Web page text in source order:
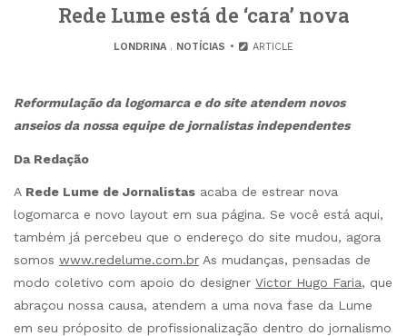
Rede Lume está de ‘cara’ nova
LONDRINA. NOTÍCIAS ARTICLE
Reformulação da logomarca e do site atendem novos
anseios da nossa equipe de jornalistas independentes
Da Redação
A Rede Lume de Jornalistas acaba de estrear nova
logomarca e novo layout em sua página. Se você está aqui,
também já percebeu que o endereço do site mudou, agora
somos www.redelume.com.br As mudanças, pensadas de
modo coletivo com apoio do designer Victor Hugo Faria, que
abraçou nossa causa, atendem a uma nova fase da Lume
em seu próposito de profissionalização dentro do jornalismo